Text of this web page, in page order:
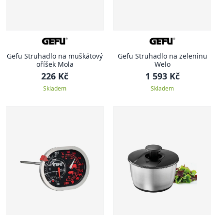
Gefu Struhadlo na muškátový
oříšek Mola
226 Kč
Skladem
Gefu Struhadlo na zeleninu
Welo
1 593 Kč
Skladem